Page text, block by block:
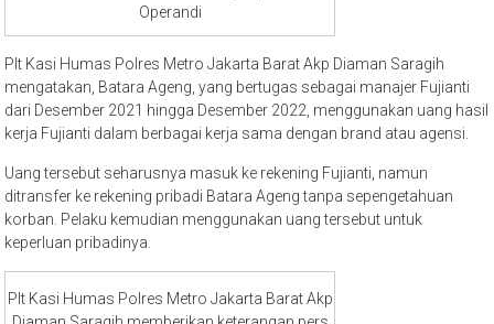
Operandi
Plt Kasi Humas Polres Metro Jakarta Barat Akp Diaman Saragih
mengatakan, Batara Ageng, yang bertugas sebagai manajer Fujianti
dari Desember 2021 hingga Desember 2022, menggunakan uang hasil
kerja Fujianti dalam berbagai kerja sama dengan brand atau agensi.
Uang tersebut seharusnya masuk ke rekening Fujianti, namun
ditransfer ke rekening pribadi Batara Ageng tanpa sepengetahuan
korban. Pelaku kemudian menggunakan uang tersebut untuk
keperluan pribadinya.
Plt Kasi Humas Polres Metro Jakarta Barat Akp